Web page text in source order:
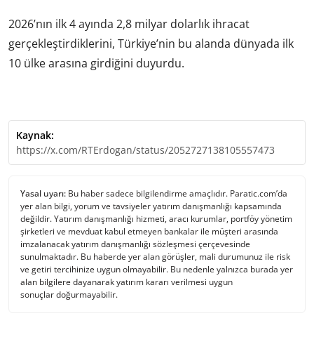
2026’nın ilk 4 ayında 2,8 milyar dolarlık ihracat
gerçekleştirdiklerini, Türkiye’nin bu alanda dünyada ilk
10 ülke arasına girdiğini duyurdu.
Kaynak:
https://x.com/RTErdogan/status/2052727138105557473
Yasal uyarı: Bu haber sadece bilgilendirme amaçlıdır. Paratic.com’da
yer alan bilgi, yorum ve tavsiyeler yatırım danışmanlığı kapsamında
değildir. Yatırım danışmanlığı hizmeti, aracı kurumlar, portföy yönetim
şirketleri ve mevduat kabul etmeyen bankalar ile müşteri arasında
imzalanacak yatırım danışmanlığı sözleşmesi çerçevesinde
sunulmaktadır. Bu haberde yer alan görüşler, mali durumunuz ile risk
ve getiri tercihinize uygun olmayabilir. Bu nedenle yalnızca burada yer
alan bilgilere dayanarak yatırım kararı verilmesi uygun
sonuçlar doğurmayabilir.